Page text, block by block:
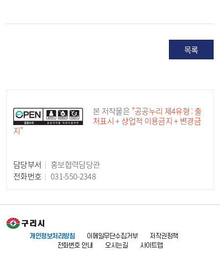
목록
본 저작물은 "공공누리 제4유형 : 출
처표시 + 상업적 이용금지 + 변경금
지"
담당부서
홍보협력담당관
전화번호
031-550-2348
개인정보처리방침 이메일무단수집거부
저작권정책
전화번호 안내
오시는길 사이트맵